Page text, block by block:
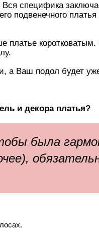
специфика
подвенечного
платье
а Ваш подол будет
и декора платья?
была